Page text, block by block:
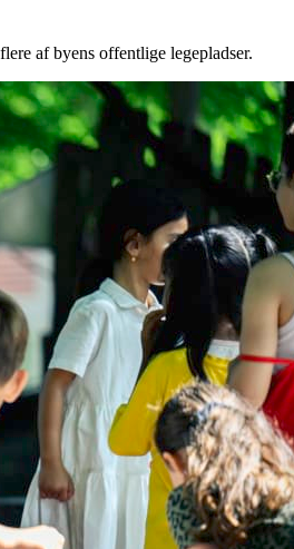
af byens offentlige legepladser.